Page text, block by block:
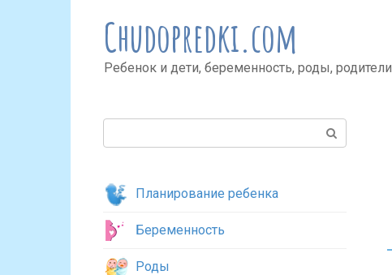
Chudopredki.com
Ребенок и дети, беременность, роды, родители
Планирование ребенка
Беременность
Роды